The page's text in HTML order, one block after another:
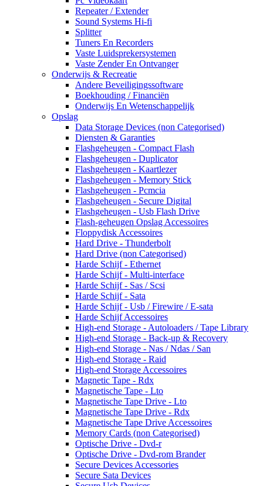
Repeater / Extender
Sound Systems Hi-fi
Splitter
Tuners En Recorders
Vaste Luidsprekersystemen
Vaste Zender En Ontvanger
Onderwijs & Recreatie
Andere Beveiligingssoftware
Boekhouding / Financiën
Onderwijs En Wetenschappelijk
Opslag
Data Storage Devices (non Categorised)
Diensten & Garanties
Flashgeheugen - Compact Flash
Flashgeheugen - Duplicator
Flashgeheugen - Kaartlezer
Flashgeheugen - Memory Stick
Flashgeheugen - Pcmcia
Flashgeheugen - Secure Digital
Flashgeheugen - Usb Flash Drive
Flash-geheugen Opslag Accessoires
Floppydisk Accessoires
Hard Drive - Thunderbolt
Hard Drive (non Categorised)
Harde Schijf - Ethernet
Harde Schijf - Multi-interface
Harde Schijf - Sas / Scsi
Harde Schijf - Sata
Harde Schijf - Usb / Firewire / E-sata
Harde Schijf Accessoires
High-end Storage - Autoloaders / Tape Library
High-end Storage - Back-up & Recovery
High-end Storage - Nas / Ndas / San
High-end Storage - Raid
High-end Storage Accessoires
Magnetic Tape - Rdx
Magnetische Tape - Lto
Magnetische Tape Drive - Lto
Magnetische Tape Drive - Rdx
Magnetische Tape Drive Accessoires
Memory Cards (non Categorised)
Optische Drive - Dvd-r
Optische Drive - Dvd-rom Brander
Secure Devices Accessories
Secure Sata Devices